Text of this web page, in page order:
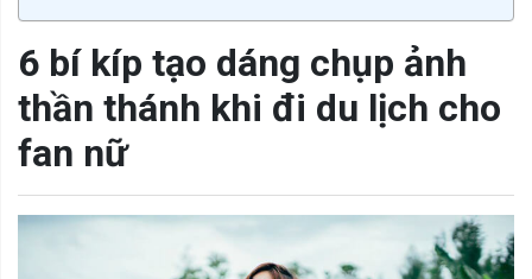
6 bí kíp tạo dáng chụp ảnh
thần thánh khi đi du lịch cho
fan nữ